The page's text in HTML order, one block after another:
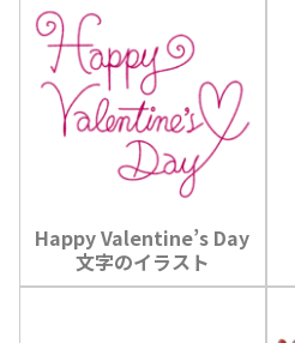
Happy Valentine’s Day
文字のイラスト